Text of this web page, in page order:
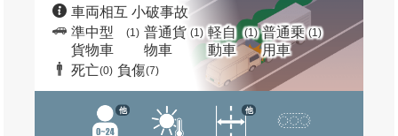
車両相互 小破事故
準中型
貨物車
(1) 普通貨
物車
(1) 軽自
動車
(1) 普通乗
用車
(1)
死亡(0) 負傷(7)
他 他